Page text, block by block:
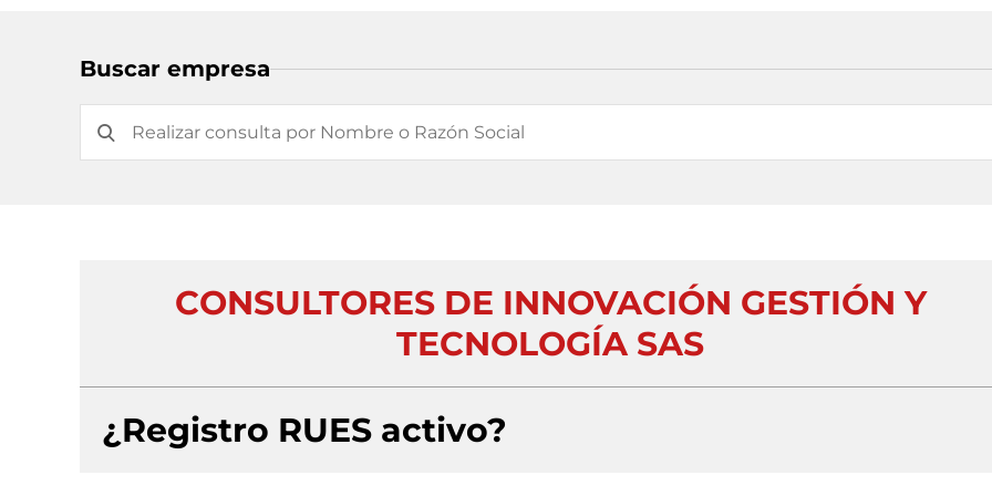
Buscar empresa
CONSULTORES DE INNOVACIÓN GESTIÓN Y
TECNOLOGÍA SAS
¿Registro RUES activo?